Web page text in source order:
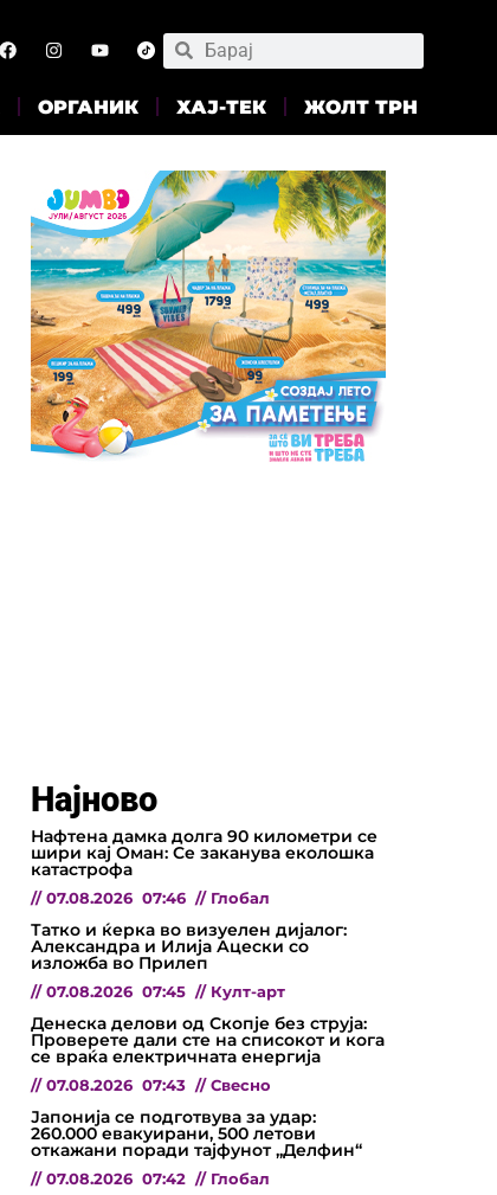
ОРГАНИК ХАЈ-ТЕК ЖОЛТ ТРН
Најново
Нафтена дамка долга 90 километри се
шири кај Оман: Се заканува еколошка
катастрофа
// 07.08.2026 07:46 // Глобал
Татко и ќерка во визуелен дијалог:
Александра и Илија Ацески со
изложба во Прилеп
// 07.08.2026 07:45 // Култ-арт
Денеска делови од Скопје без струја:
Проверете дали сте на списокот и кога
се враќа електричната енергија
// 07.08.2026 07:43 // Свесно
Јапонија се подготвува за удар:
260.000 евакуирани, 500 летови
откажани поради тајфунот „Делфин“
// 07.08.2026 07:42 // Глобал